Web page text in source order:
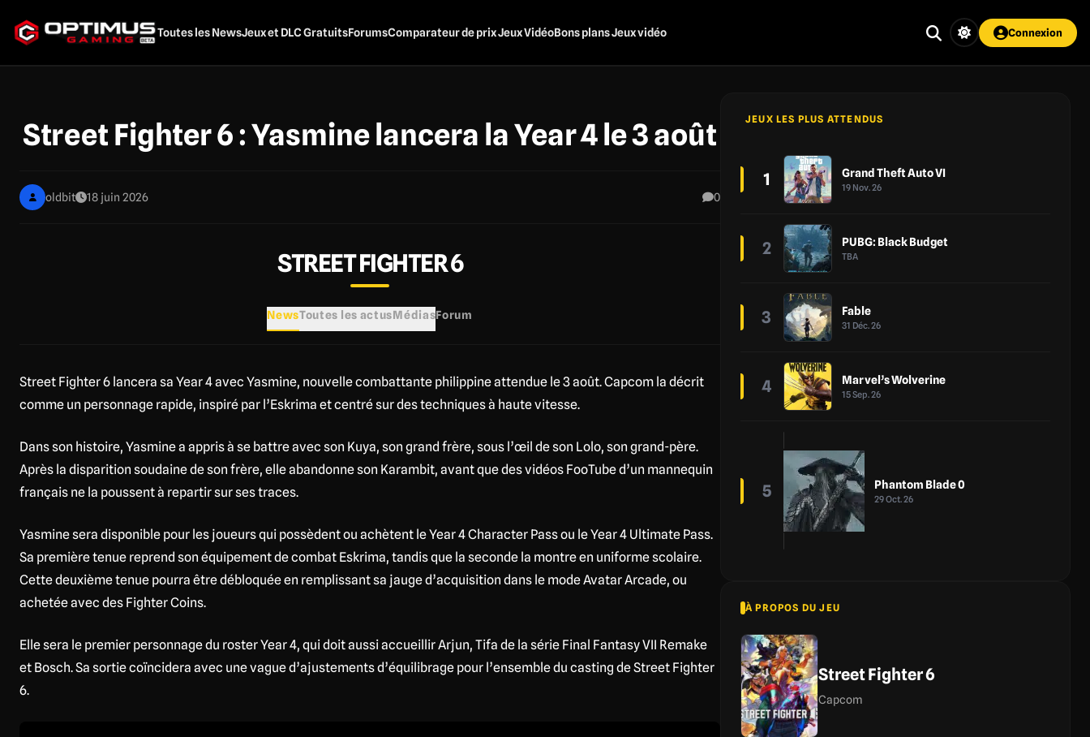
contenu
principal
Toutes les NewsJeux et DLC GratuitsForumsComparateur de prix Jeux VidéoBons plans Jeux vidéo Connexion
Street Fighter 6 : Yasmine lancera la Year 4 le 3 août
oldbit 18 juin 2026 0
STREET FIGHTER 6
NewsToutes les actusMédiasForum
Street Fighter 6 lancera sa Year 4 avec Yasmine, nouvelle combattante philippine attendue le 3 août. Capcom la décrit
comme un personnage rapide, inspiré par l’Eskrima et centré sur des techniques à haute vitesse.
Dans son histoire, Yasmine a appris à se battre avec son Kuya, son grand frère, sous l’œil de son Lolo, son grand-père.
Après la disparition soudaine de son frère, elle abandonne son Karambit, avant que des vidéos FooTube d’un mannequin
français ne la poussent à repartir sur ses traces.
Yasmine sera disponible pour les joueurs qui possèdent ou achètent le Year 4 Character Pass ou le Year 4 Ultimate Pass.
Sa première tenue reprend son équipement de combat Eskrima, tandis que la seconde la montre en uniforme scolaire.
Cette deuxième tenue pourra être débloquée en remplissant sa jauge d’acquisition dans le mode Avatar Arcade, ou
achetée avec des Fighter Coins.
Elle sera le premier personnage du roster Year 4, qui doit aussi accueillir Arjun, Tifa de la série Final Fantasy VII Remake
et Bosch. Sa sortie coïncidera avec une vague d’ajustements d’équilibrage pour l’ensemble du casting de Street Fighter
6.
JEUX LES PLUS ATTENDUS
1 Grand Theft Auto VI
19 Nov. 26
2 PUBG: Black Budget
TBA
3 Fable
31 Déc. 26
4 Marvel’s Wolverine
15 Sep. 26
5 Phantom Blade 0
29 Oct. 26
À PROPOS DU JEU
Street Fighter 6
Capcom